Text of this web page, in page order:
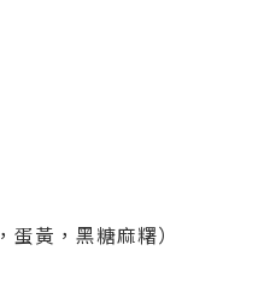
黃，黑糖麻糬）